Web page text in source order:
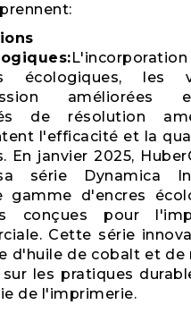
L'incorporation
écologiques, les
améliorées
de résolution
l'efficacité et la
En janvier 2025,
série Dynamica
gamme d'encres
conçues pour
Cette série
d'huile de cobalt et de
les pratiques
de l'imprimerie.